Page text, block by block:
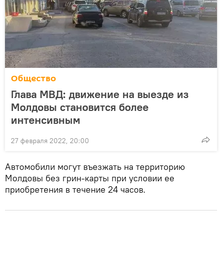
Общество
Глава МВД: движение на выезде из
Молдовы становится более
интенсивным
27 февраля 2022, 20:00
Автомобили могут въезжать на территорию
Молдовы без грин-карты при условии ее
приобретения в течение 24 часов.